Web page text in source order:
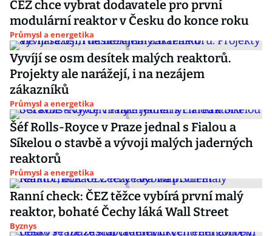
ČEZ chce vybrat dodavatele pro první
modulární reaktor v Česku do konce roku
Průmysl a energetika
Vyvíjí se osm desítek malých reaktorů.
Projekty ale narážejí, i na nezájem
zákazníků
Průmysl a energetika
Šéf Rolls-Royce v Praze jednal s Fialou a
Síkelou o stavbě a vývoji malých jaderných
reaktorů
Průmysl a energetika
Ranní check: ČEZ těžce vybírá první malý
reaktor, bohaté Čechy láká Wall Street
Byznys